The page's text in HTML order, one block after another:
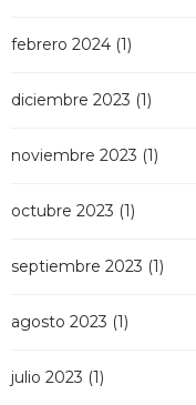
febrero 2024 (1)
diciembre 2023 (1)
noviembre 2023 (1)
octubre 2023 (1)
septiembre 2023 (1)
agosto 2023 (1)
julio 2023 (1)